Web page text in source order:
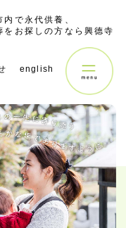
内で永代供養、
をお探しの方なら興德寺
english